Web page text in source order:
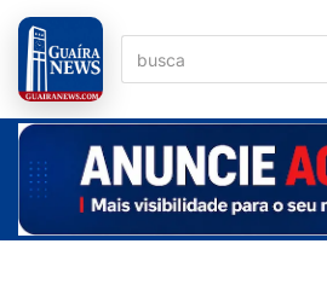
Pular
para
o
conteúdo